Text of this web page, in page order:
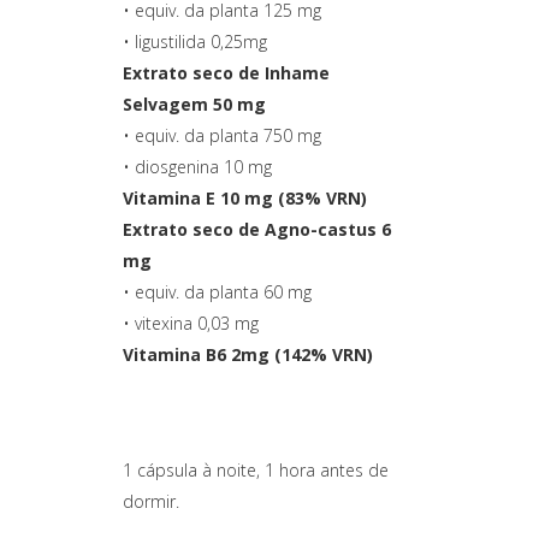
• equiv. da planta 125 mg
• ligustilida 0,25mg
Extrato seco de Inhame
Selvagem 50 mg
• equiv. da planta 750 mg
• diosgenina 10 mg
Vitamina E 10 mg (83% VRN)
Extrato seco de Agno-castus 6
mg
• equiv. da planta 60 mg
• vitexina 0,03 mg
Vitamina B6 2mg (142% VRN)
1 cápsula à noite, 1 hora antes de
dormir.